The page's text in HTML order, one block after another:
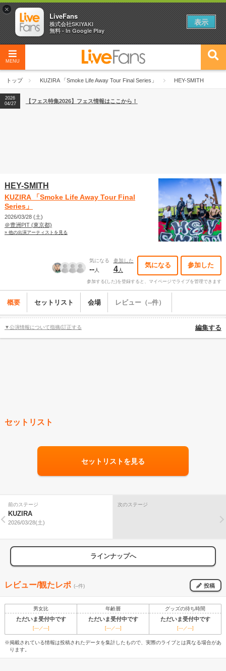
MENU
トップ KUZIRA 「Smoke Life Away Tour Final Series」 HEY-SMITH
2026
04/27
2026
【ライブ動員ランキング】2026年上半期編発表！
2026
04/27
【フェス特集2026】フェス情報はここから！
HEY-SMITH
KUZIRA 「Smoke Life Away Tour Final
Series」
2026/03/28 (土)
＠豊洲PIT (東京都)
» 他の出演アーティストを見る
気になる
--人
参加した
4人
気になる 参加した
参加する(した)を登録すると、マイページでライブを管理できます
概要 セットリスト 会場 レビュー（--件）
▼公演情報について指摘/訂正する 編集する
セットリスト
セットリストを見る
前のステージ
KUZIRA
2026/03/28(土)
次のステージ
ラインナップへ
レビュー/観たレポ (--件) 投稿
男女比 年齢層 グッズの待ち時間
ただいま受付中です ただいま受付中です ただいま受付中です
[---／---] [---／---] [---／---]
※掲載されている情報は投稿されたデータを集計したもので、実際のライブとは異なる場合があ
ります。
×
LiveFans
株式会社SKIYAKI
無料 - In Google Play
表示